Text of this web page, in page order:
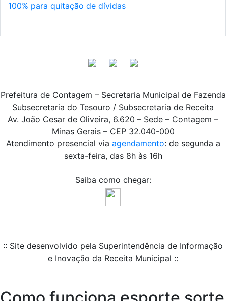
100% para quitação de dívidas
Prefeitura de Contagem – Secretaria Municipal de Fazenda
Subsecretaria do Tesouro / Subsecretaria de Receita
Av. João Cesar de Oliveira, 6.620 – Sede – Contagem –
Minas Gerais – CEP 32.040-000
Atendimento presencial via agendamento: de segunda a
sexta-feira, das 8h às 16h
Saiba como chegar:
:: Site desenvolvido pela Superintendência de Informação
e Inovação da Receita Municipal ::